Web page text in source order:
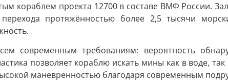
кораблем проекта 12700 в составе ВМФ России.
протяжённостью более 2,5 тысячи
современным требованиям: вероятность
позволяет кораблю искать мины как в воде,
маневренностью благодаря современным